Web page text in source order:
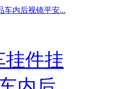
车内后视镜平安...